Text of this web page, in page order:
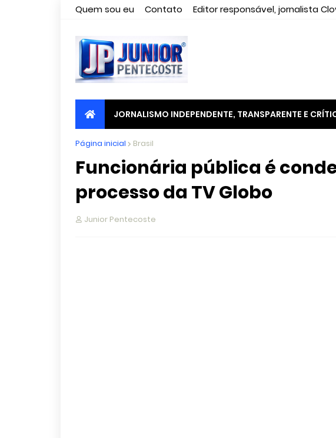
Quem sou eu Contato Editor responsável, jornalista
JORNALISMO INDEPENDENTE, TRANSPARENTE E
Página inicial Brasil
Funcionária pública é
processo da TV Globo
Junior Pentecoste